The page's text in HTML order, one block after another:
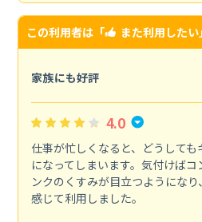
この利用者は「 また利用したい
家族にも好評
4.0
仕事が忙しくなると、どうして
になってしまいます。気付けば
ンクのくすみが目立つようにな
感じて利用しました。